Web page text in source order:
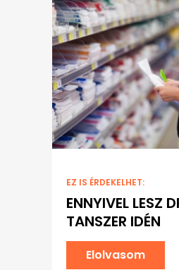
EZ IS ÉRDEKELHET:
ENNYIVEL LESZ
TANSZER IDÉN
Elolvasom